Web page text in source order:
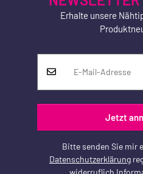
Erhalte unsere
Jetzt
Bitte senden Sie mir
Datenschutzerklärung
widerruflich